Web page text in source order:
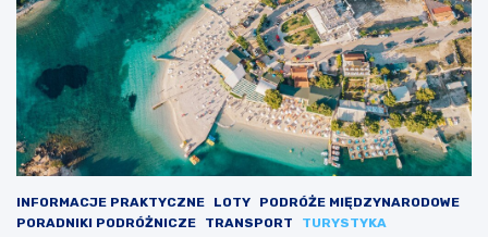
INFORMACJE PRAKTYCZNE LOTY
PODRÓŻE MIĘDZYNARODOWE
PORADNIKI PODRÓŻNICZE
TRANSPORT TURYSTYKA